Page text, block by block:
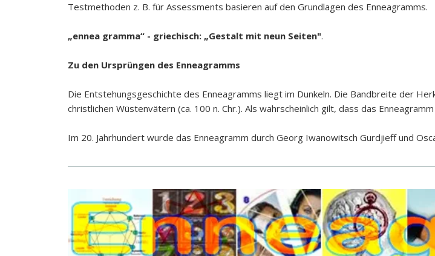
Testmethoden z. B. für Assessments basieren auf den Grundlagen des Enneagramms.
„ennea gramma“ - griechisch: „Gestalt mit neun Seiten".
Zu den Ursprüngen des Enneagramms
Die Entstehungsgeschichte des Enneagramms liegt im Dunkeln. Die Bandbreite der
christlichen Wüstenvätern (ca. 100 n. Chr.). Als wahrscheinlich gilt, dass das
Im 20. Jahrhundert wurde das Enneagramm durch Georg Iwanowitsch Gurdjieff und